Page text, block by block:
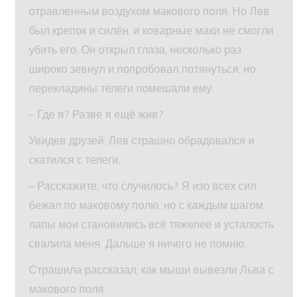
отравленным воздухом макового поля. Но Лев
был крепок и силён, и коварные маки не смогли
убить его. Он открыл глаза, несколько раз
широко зевнул и попробовал потянуться, но
перекладины телеги помешали ему.
– Где я? Разве я ещё жив?
Увидев друзей, Лев страшно обрадовался и
скатился с телеги.
– Расскажите, что случилось? Я изо всех сил
бежал по маковому полю, но с каждым шагом
лапы мои становились всё тяжелее и усталость
свалила меня. Дальше я ничего не помню.
Страшила рассказал, как мыши вывезли Льва с
макового поля.